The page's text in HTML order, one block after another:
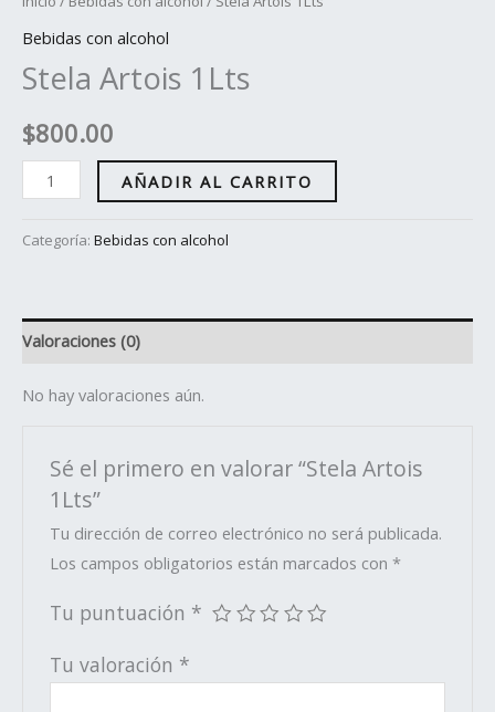
Bebidas con alcohol
Stela Artois 1Lts
$800.00
AÑADIR AL CARRITO
Categoría: Bebidas con alcohol
Valoraciones (0)
No hay valoraciones aún.
Sé el primero en valorar “Stela Artois
1Lts”
Tu dirección de correo electrónico no será publicada.
Los campos obligatorios están marcados con*
Tu puntuación *
Tu valoración *